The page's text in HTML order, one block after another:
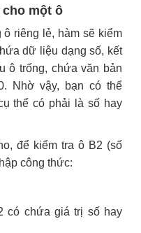
cho một ô
riêng lẻ, hàm sẽ kiểm
dữ liệu dạng số, kết
ô trống, chứa văn bản
Nhờ vậy, bạn có thể
thể có phải là số hay
để kiểm tra ô B2 (số
công thức:
có chứa giá trị số hay